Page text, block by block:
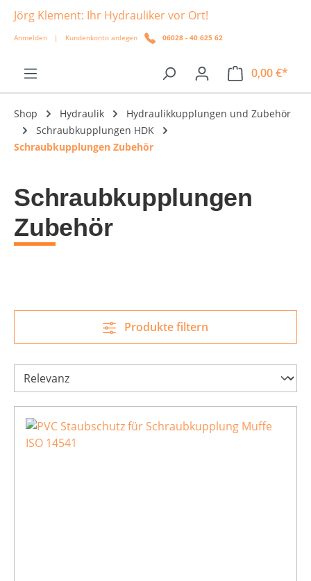
springen
Jörg Klement: Ihr Hydrauliker vor Ort!
Anmelden | Kundenkonto anlegen 06028 - 40 625 62
0,00 €*
Shop Hydraulik
Hydraulikkupplungen und Zubehör
Schraubkupplungen HDK
Schraubkupplungen Zubehör
Schraubkupplungen
Zubehör
Produkte filtern